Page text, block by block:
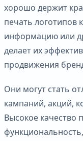
хорошо держит
печать логотипов
информацию или
делает их
продвижения
Они могут стать
кампаний, акций,
Высокое качество